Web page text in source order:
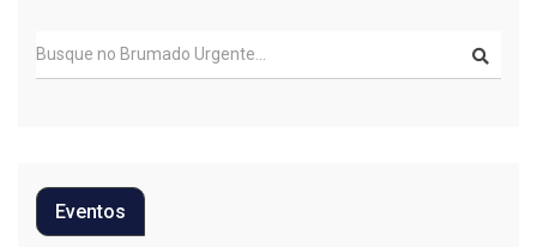
Eventos